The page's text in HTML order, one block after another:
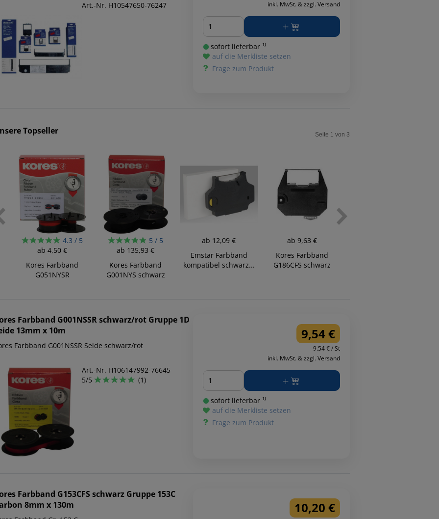
Art.-Nr. H10547650-76247
inkl. MwSt. & zzgl. Versand
Menge
sofort lieferbar ¹⁾
auf die Merkliste setzen
Frage zum Produkt
Topseller
4.3 / 5
ab 4,50 €
Kores Farbband
G051NYSR
5 / 5
ab 135,93 €
Kores Farbband
G001NYS schwarz
ab 12,09 €
Emstar Farbband
kompatibel schwarz...
ab 9,63 €
Kores Farbband
G186CFS schwarz
Seite 1 von 3
Farbband G001NSSR schwarz/rot Gruppe 1D
13mm x 10m
Farbband G001NSSR Seide schwarz/rot
Art.-Nr. H106147992-76645
5/5
(1)
9,54 €
9.54 € / St
inkl. MwSt. & zzgl. Versand
Menge
sofort lieferbar ¹⁾
auf die Merkliste setzen
Frage zum Produkt
Farbband G153CFS schwarz Gruppe 153C
8mm x 130m
10,20 €